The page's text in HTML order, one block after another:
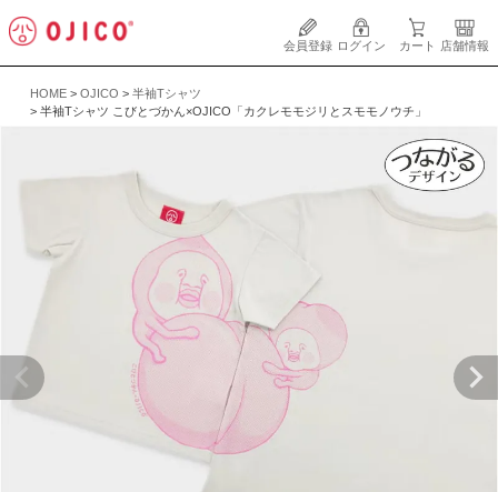
会員登録 ログイン カート 店舗情報
HOME OJICO
半袖Tシャツ
半袖Tシャツ こびとづかん×OJICO「カクレモモジリとスモモノウチ」